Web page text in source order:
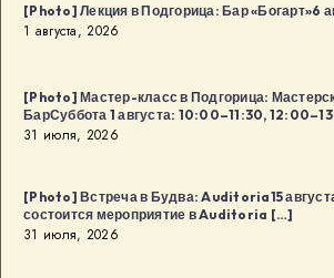
[Photo] Лекция в Подгорица: Бар «Богарт»6
1 августа, 2026
[Photo] Мастер-класс в Подгорица:
БарСуббота 1 августа: 10:00–11:30,
31 июля, 2026
[Photo] Встреча в Будва: Auditoria15
состоится мероприятие в Auditoria […]
31 июля, 2026